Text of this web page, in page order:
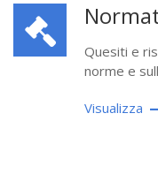
Quesiti e
norme e
Visualizza